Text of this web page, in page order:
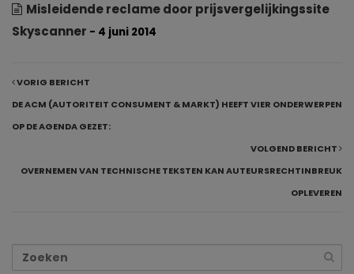
Misleidende reclame door prijsvergelijkingssite
Skyscanner - 4 juni 2014
VORIG BERICHT
DE ACM (AUTORITEIT CONSUMENT & MARKT) HEEFT VIER ONDERWERPEN
OP DE AGENDA GEZET:
VOLGEND BERICHT
OVERNEMEN VAN TECHNISCHE TEKSTEN KAN AUTEURSRECHTINBREUK
OPLEVEREN